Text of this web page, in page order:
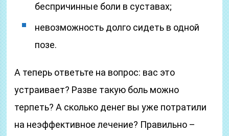
беспричинные боли в суставах;
невозможность долго сидеть в одной
позе.
А теперь ответьте на вопрос: вас это
устраивает? Разве такую боль можно
терпеть? А сколько денег вы уже потратили
на неэффективное лечение? Правильно –